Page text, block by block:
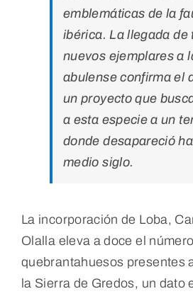
emblemáticas de la
ibérica. La llegada de
nuevos ejemplares a
abulense confirma el
un proyecto que
a esta especie a un
donde desapareció
medio siglo.
La incorporación de Loba,
Olalla eleva a doce el
quebrantahuesos presentes
la Sierra de Gredos, un dato